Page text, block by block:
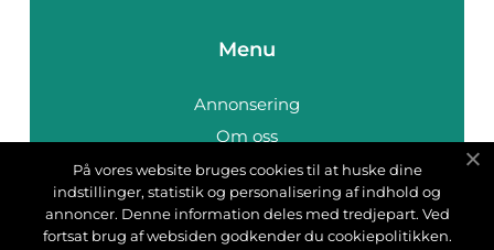
Menu
Annonsering
Om oss
Cookies
Kontakta oss
Sitemap
På vores website bruges cookies til at huske dine
indstillinger, statistik og personalisering af indhold og
annoncer. Denne information deles med tredjepart. Ved
fortsat brug af websiden godkender du cookiepolitikken.